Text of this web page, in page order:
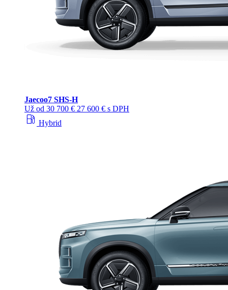
Jaecoo7 SHS-H
Už od 30 700 € 27 600 € s DPH
local_gas_station Hybrid